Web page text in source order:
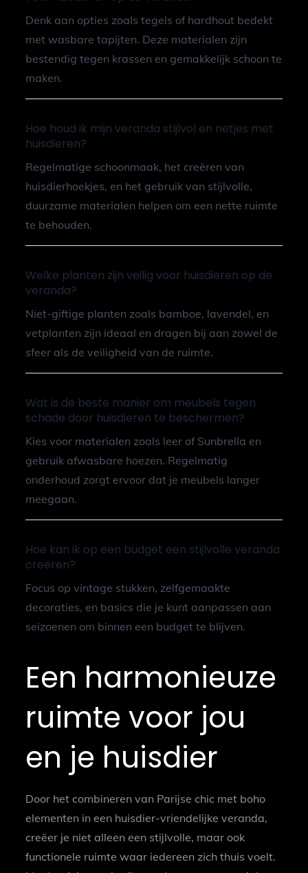
Denk aan opties zoals tegels of hardhout bedekt
met wasbare tapijten. Deze materialen zijn
bestendig tegen krassen en gemakkelijk schoon te
maken.
Hoe houd ik mijn veranda stijlvol en netjes met
huisdieren?
Regelmatige schoonmaak, het creëren van
huisdierhoekjes, en het gebruik van stijlvolle,
duurzame materialen helpen om een nette ruimte
te behouden.
Welke planten zijn veilig voor huisdieren op de
veranda?
Niet-giftige planten zoals bamboe, lavendel, en
vetplanten zijn ideaal en dragen bij aan zowel de
sfeer als de veiligheid van de ruimte.
Wat is de beste manier om meubels tegen
schade door huisdieren te beschermen?
Kies voor materialen zoals leer of Sunbrella en
gebruik afwasbare hoezen. Regelmatig
onderhoud zorgt ervoor dat je meubels langer
meegaan.
Hoe kan ik op een budget een stijlvolle veranda
creëren?
Focus op vintage stukken, zelfgemaakte
decoraties, en basics die je kunt aanpassen aan
seizoenen om binnen een budget te blijven.
Een harmonieuze
ruimte voor jou
en je huisdier
Door het combineren van Parijse chic met boho
elementen in een huisdier-vriendelijke veranda,
creëer je niet alleen een stijlvolle, maar ook
functionele ruimte waar iedereen zich thuis voelt.